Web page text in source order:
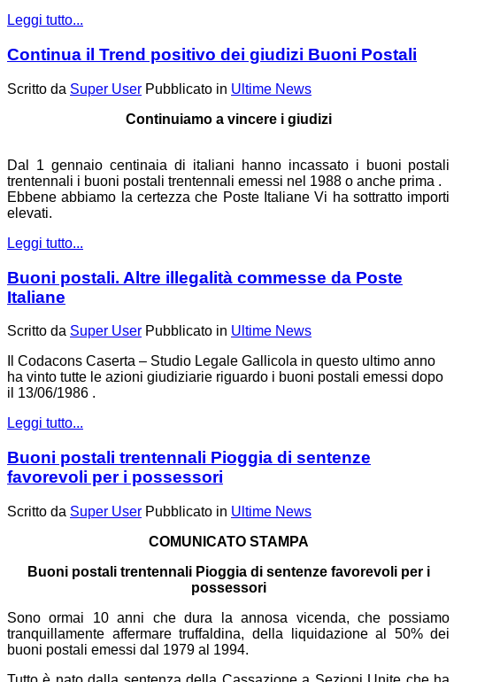
Leggi tutto...
Continua il Trend positivo dei giudizi Buoni Postali
Scritto da Super User Pubblicato in Ultime News
Continuiamo a vincere i giudizi
Dal 1 gennaio centinaia di italiani hanno incassato i buoni postali
trentennali i buoni postali trentennali emessi nel 1988 o anche prima .
Ebbene abbiamo la certezza che Poste Italiane Vi ha sottratto importi
elevati.
Leggi tutto...
Buoni postali. Altre illegalità commesse da Poste
Italiane
Scritto da Super User Pubblicato in Ultime News
Il Codacons Caserta – Studio Legale Gallicola in questo ultimo anno
ha vinto tutte le azioni giudiziarie riguardo i buoni postali emessi dopo
il 13/06/1986 .
Leggi tutto...
Buoni postali trentennali Pioggia di sentenze
favorevoli per i possessori
Scritto da Super User Pubblicato in Ultime News
COMUNICATO STAMPA
Buoni postali trentennali Pioggia di sentenze favorevoli per i
possessori
Sono ormai 10 anni che dura la annosa vicenda, che possiamo
tranquillamente affermare truffaldina, della liquidazione al 50% dei
buoni postali emessi dal 1979 al 1994.